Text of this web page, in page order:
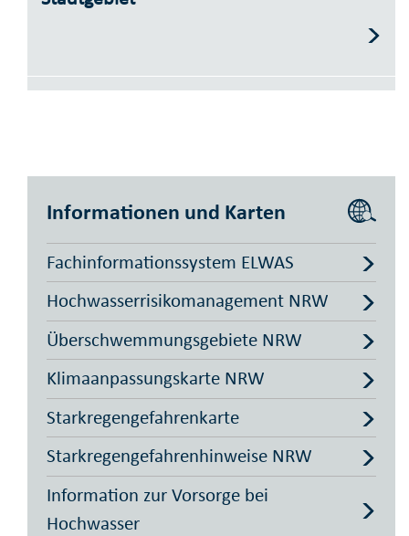
Informationen und Karten
Fachinformations­system ELWAS
Hochwasserrisiko­management NRW
Überschwemmungs­gebiete NRW
Klimaanpassungskarte NRW
Starkregengefahren­karte
Starkregengefahren­hinweise NRW
Information zur Vorsorge bei
Hochwasser